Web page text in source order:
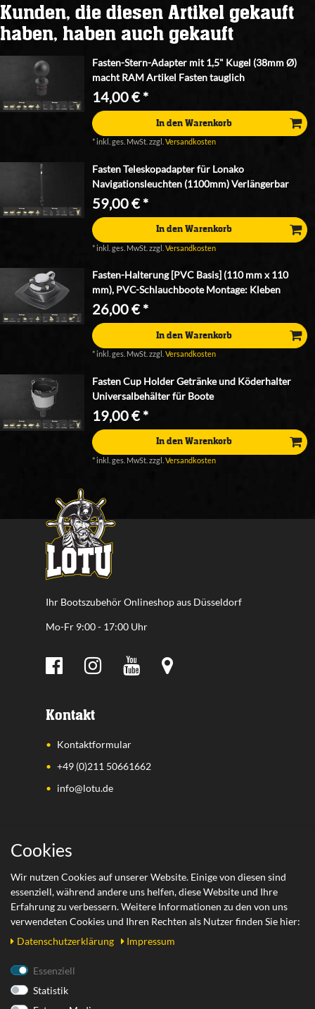
Kunden, die diesen Artikel gekauft
haben, haben auch gekauft
Fasten-Stern-Adapter mit 1,5" Kugel (38mm Ø)
macht RAM Artikel Fasten tauglich
14,00 € *
In den Warenkorb
*inkl. ges. MwSt. zzgl.Versandkosten
Fasten Teleskopadapter für Lonako
Navigationsleuchten (1100mm) Verlängerbar
59,00 € *
In den Warenkorb
*inkl. ges. MwSt. zzgl.Versandkosten
Fasten-Halterung [PVC Basis] (110 mm x 110
mm), PVC-Schlauchboote Montage: Kleben
26,00 € *
In den Warenkorb
*inkl. ges. MwSt. zzgl.Versandkosten
Fasten Cup Holder Getränke und Köderhalter
Universalbehälter für Boote
19,00 € *
In den Warenkorb
*inkl. ges. MwSt. zzgl.Versandkosten
Ihr Bootszubehör Onlineshop aus Düsseldorf
Mo-Fr 9:00 - 17:00 Uhr
Kontakt
Kontaktformular
+49 (0)211 50661662
info@lotu.de
Wichtige Links
Versand
Retoure
Rechtliches
AGB
Cookies
Wir nutzen Cookies auf unserer Website. Einige von diesen sind
essenziell, während andere uns helfen, diese Website und Ihre
Erfahrung zu verbessern. Weitere Informationen zu den von uns
verwendeten Cookies und Ihren Rechten als Nutzer finden Sie hier:
Daten­schutz­erklärung
Impressum
Essenziell
Statistik